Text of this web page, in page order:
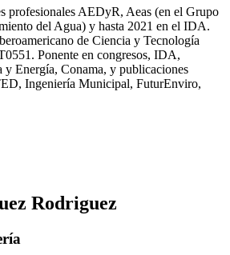
profesionales AEDyR, Aeas (en el Grupo
del Agua) y hasta 2021 en el IDA.
de Ciencia y Tecnología
Ponente en congresos, IDA,
Energía, Conama, y publicaciones
Ingeniería Municipal, FuturEnviro,
Rodriguez